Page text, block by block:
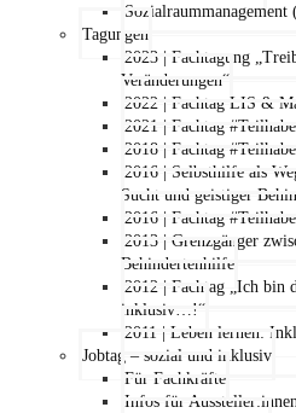
Sozialraummanagement
Tagungen
2023 | Fachtagung
Veränderungen“
2022 | Fachtag LIS &
2021 | Fachtag #Teilhabe
2018 | Fachtag
2016 | Selbsthilfe als
Sucht und geistiger
2016 | Fachtag #Teilhabe
2013 | Grenzgänger
Behindertenhilfe
2012 | Fachtag „Ich bin
inklusiv…!“
2011 | Leben lernen:
Jobtag – sozial und inklusiv
Für Fachkräfte
Infos für